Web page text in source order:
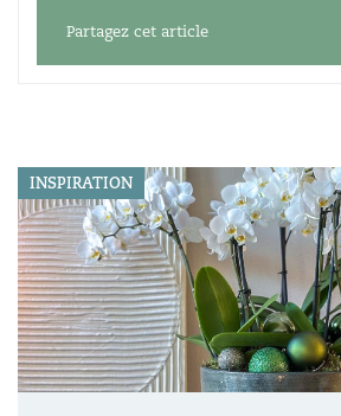
Partagez cet article
INSPIRATION